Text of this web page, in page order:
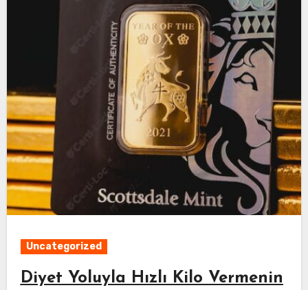
Uncategorized
Diyet Yoluyla Hızlı Kilo Vermenin